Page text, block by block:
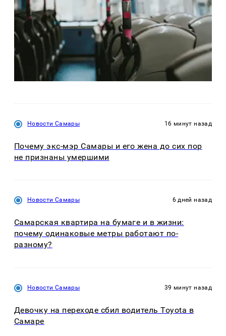
Новости Самары 16 минут назад
Почему экс-мэр Самары и его жена до сих пор
не признаны умершими
Новости Самары 6 дней назад
Самарская квартира на бумаге и в жизни:
почему одинаковые метры работают по-
разному?
Новости Самары 39 минут назад
Девочку на переходе сбил водитель Toyota в
Самаре